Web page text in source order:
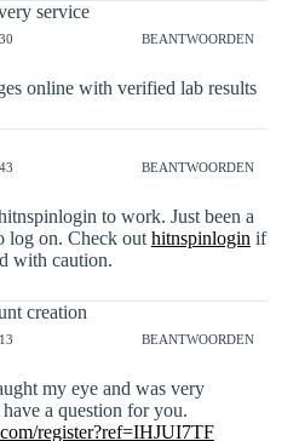
service
BEANTWOORDEN
online with verified lab results
BEANTWOORDEN
to work. Just been a
log on. Check out hitnspinlogin if
with caution.
creation
BEANTWOORDEN
my eye and was very
a question for you.
register?ref=IHJUI7TF